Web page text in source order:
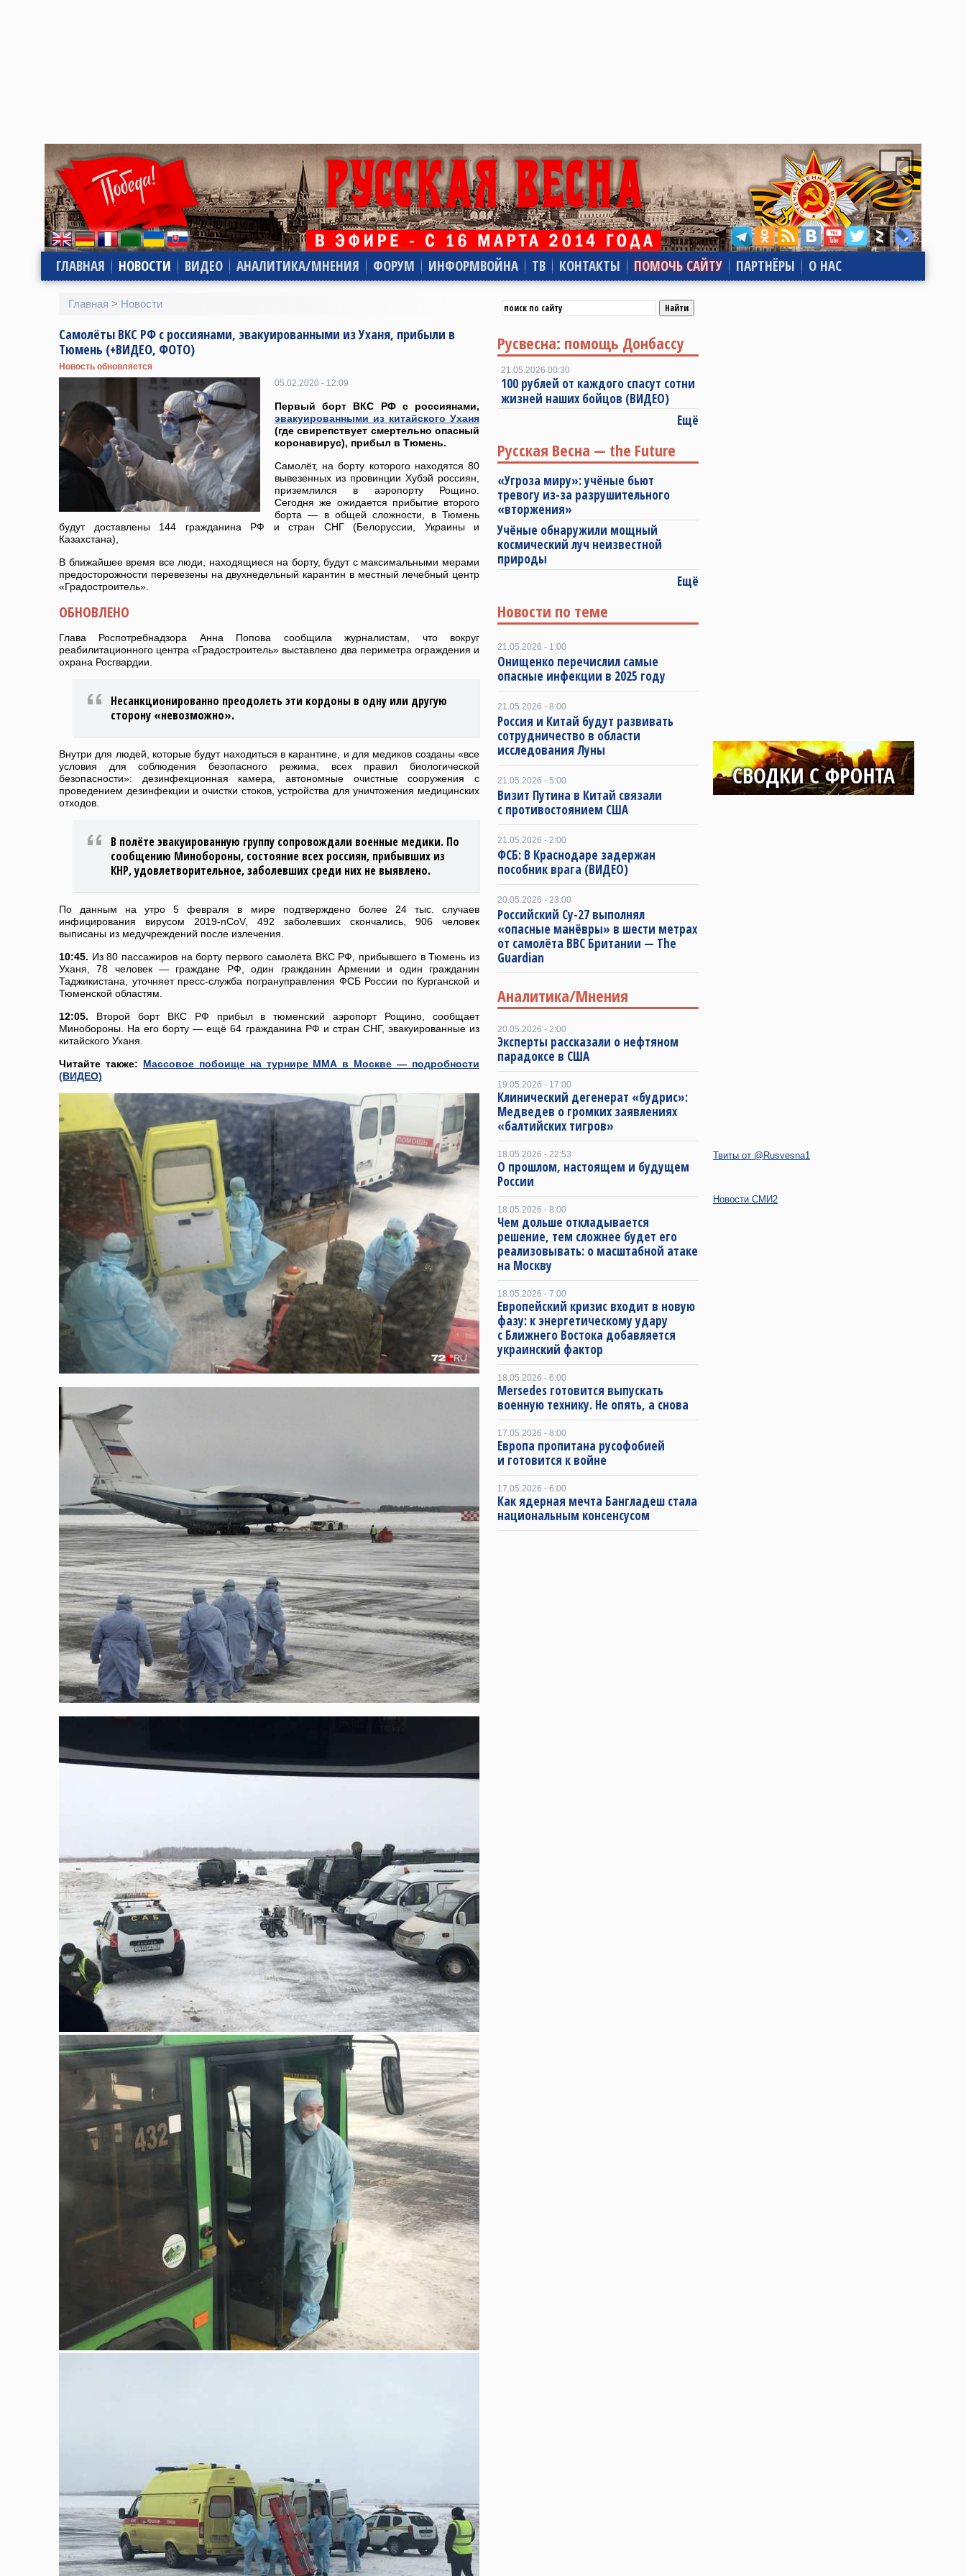
ГЛАВНАЯ НОВОСТИ ВИДЕО АНАЛИТИКА/МНЕНИЯ ФОРУМ ИНФОРМВОЙНА ТВ КОНТАКТЫ ПОМОЧЬ САЙТУ ПАРТНЁРЫ О НАС
Главная > Новости
Самолёты ВКС РФ с россиянами, эвакуированными из Уханя, прибыли в
Тюмень (+ВИДЕО, ФОТО)
Новость обновляется
05.02.2020 - 12:09
Первый борт ВКС РФ с россиянами,
эвакуированными из китайского Уханя
(где свирепствует смертельно опасный
коронавирус), прибыл в Тюмень.
Самолёт, на борту которого находятся 80
вывезенных из провинции Хубэй россиян,
приземлился в аэропорту Рощино.
Сегодня же ожидается прибытие второго
борта — в общей сложности, в Тюмень
будут доставлены 144 гражданина РФ и стран СНГ (Белоруссии, Украины и
Казахстана),
В ближайшее время все люди, находящиеся на борту, будут с максимальными мерами
предосторожности перевезены на двухнедельный карантин в местный лечебный центр
«Градостроитель».
ОБНОВЛЕНО
Глава Роспотребнадзора Анна Попова сообщила журналистам, что вокруг
реабилитационного центра «Градостроитель» выставлено два периметра ограждения и
охрана Росгвардии.
Несанкционированно преодолеть эти кордоны в одну или другую
сторону «невозможно».
Внутри для людей, которые будут находиться в карантине, и для медиков созданы «все
условия для соблюдения безопасного режима, всех правил биологической
безопасности»: дезинфекционная камера, автономные очистные сооружения с
проведением дезинфекции и очистки стоков, устройства для уничтожения медицинских
отходов.
В полёте эвакуированную группу сопровождали военные медики. По
сообщению Минобороны, состояние всех россиян, прибывших из
КНР, удовлетворительное, заболевших среди них не выявлено.
По данным на утро 5 февраля в мире подтверждено более 24 тыс. случаев
инфицирования вирусом 2019-nCoV, 492 заболевших скончались, 906 человек
выписаны из медучреждений после излечения.
10:45. Из 80 пассажиров на борту первого самолёта ВКС РФ, прибывшего в Тюмень из
Уханя, 78 человек — граждане РФ, один гражданин Армении и один гражданин
Таджикистана, уточняет пресс-служба погрануправления ФСБ России по Курганской и
Тюменской областям.
12:05. Второй борт ВКС РФ прибыл в тюменский аэропорт Рощино, сообщает
Минобороны. На его борту — ещё 64 гражданина РФ и стран СНГ, эвакуированные из
китайского Уханя.
Читайте также: Массовое побоище на турнире ММА в Москве — подробности
(ВИДЕО)
tyumen_samolyot_vks_iz_uhanya.jpg
Русвесна: помощь Донбассу
21.05.2026 00:30
100 рублей от каждого спасут сотни
жизней наших бойцов (ВИДЕО)
Ещё
Русская Весна — the Future
«Угроза миру»: учёные бьют
тревогу из-за разрушительного
«вторжения»
Учёные обнаружили мощный
космический луч неизвестной
природы
Ещё
Новости по теме
21.05.2026 - 1:00
Онищенко перечислил самые
опасные инфекции в 2025 году
21.05.2026 - 8:00
Россия и Китай будут развивать
сотрудничество в области
исследования Луны
21.05.2026 - 5:00
Визит Путина в Китай связали
с противостоянием США
21.05.2026 - 2:00
ФСБ: В Краснодаре задержан
пособник врага (ВИДЕО)
20.05.2026 - 23:00
Российский Су-27 выполнял
«опасные манёвры» в шести метрах
от самолёта ВВС Британии — The
Guardian
Аналитика/Мнения
20.05.2026 - 2:00
Эксперты рассказали о нефтяном
парадоксе в США
19.05.2026 - 17:00
Клинический дегенерат «будрис»:
Медведев о громких заявлениях
«балтийских тигров»
18.05.2026 - 22:53
О прошлом, настоящем и будущем
России
18.05.2026 - 8:00
Чем дольше откладывается
решение, тем сложнее будет его
реализовывать: о масштабной атаке
на Москву
18.05.2026 - 7:00
Европейский кризис входит в новую
фазу: к энергетическому удару
с Ближнего Востока добавляется
украинский фактор
18.05.2026 - 6:00
Mersedes готовится выпускать
военную технику. Не опять, а снова
17.05.2026 - 8:00
Европа пропитана русофобией
и готовится к войне
17.05.2026 - 6:00
Как ядерная мечта Бангладеш стала
национальным консенсусом
Твиты от @Rusvesna1
Новости СМИ2